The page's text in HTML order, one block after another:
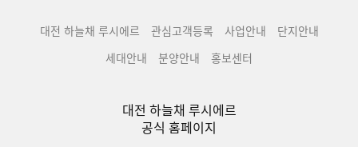
대전 하늘채 루시에르 관심고객등록 사업안내
단지안내
세대안내
분양안내 홍보센터
대전 하늘채 루시에르
공식 홈페이지